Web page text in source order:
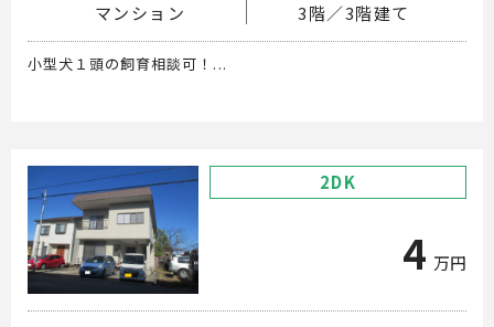
マンション 3階／3階建て
小型犬１頭の飼育相談可！...
2DK
4 万円